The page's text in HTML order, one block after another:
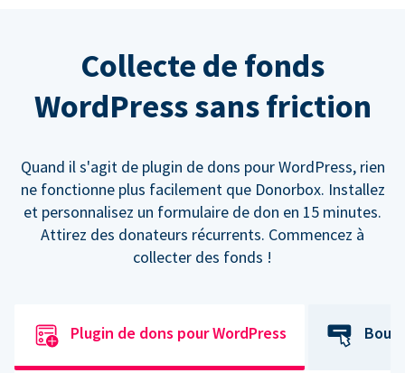
Collecte de fonds
WordPress sans friction
Quand il s'agit de plugin de dons pour WordPress, rien
ne fonctionne plus facilement que Donorbox. Installez
et personnalisez un formulaire de don en 15 minutes.
Attirez des donateurs récurrents. Commencez à
collecter des fonds !
Plugin de dons pour WordPress